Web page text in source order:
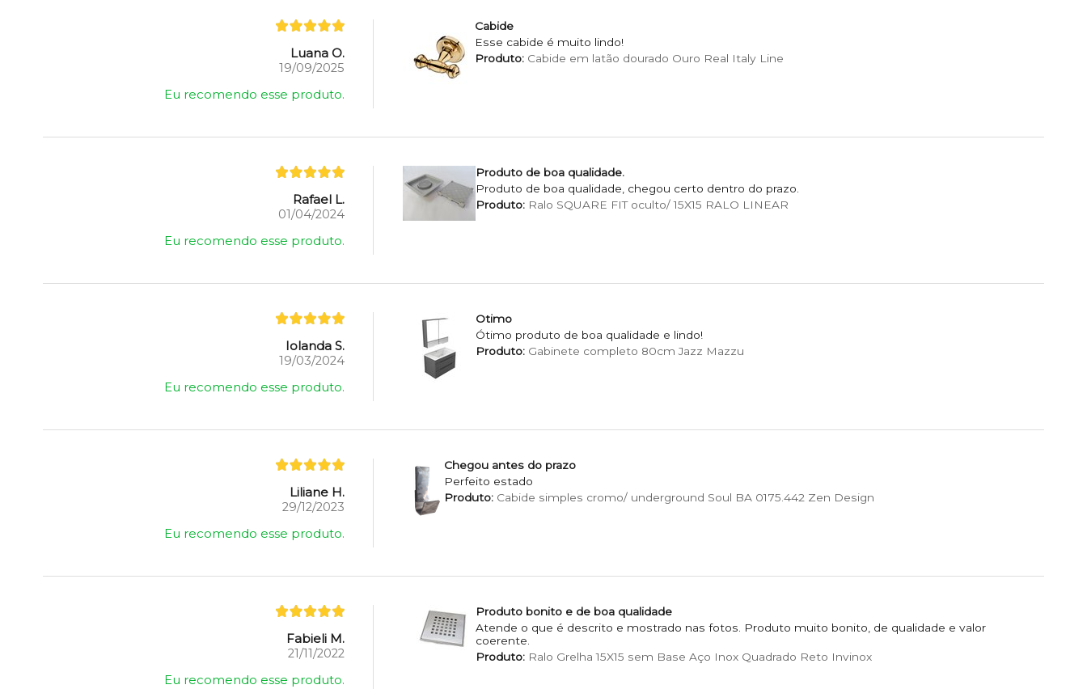
Luana O.
19/09/2025
Eu recomendo esse produto.
Cabide
Esse cabide é muito lindo!
Produto:Cabide em latão dourado Ouro Real Italy Line
Rafael L.
01/04/2024
Eu recomendo esse produto.
Produto de boa qualidade.
Produto de boa qualidade, chegou certo dentro do prazo.
Produto:Ralo SQUARE FIT oculto/ 15X15 RALO LINEAR
Iolanda S.
19/03/2024
Eu recomendo esse produto.
Otimo
Ótimo produto de boa qualidade e lindo!
Produto:Gabinete completo 80cm Jazz Mazzu
Liliane H.
29/12/2023
Eu recomendo esse produto.
Chegou antes do prazo
Perfeito estado
Produto:Cabide simples cromo/ underground Soul BA 0175.442 Zen Design
Fabieli M.
21/11/2022
Eu recomendo esse produto.
Produto bonito e de boa qualidade
Atende o que é descrito e mostrado nas fotos. Produto muito bonito, de qualidade e valor
coerente.
Produto:Ralo Grelha 15X15 sem Base Aço Inox Quadrado Reto Invinox